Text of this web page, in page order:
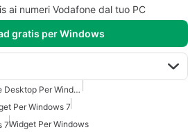
ai numeri Vodafone dal tuo PC
gratis per Windows
Personalizzazione Desktop Per Windows 7
Per Windows 7
7Widget Per Windows